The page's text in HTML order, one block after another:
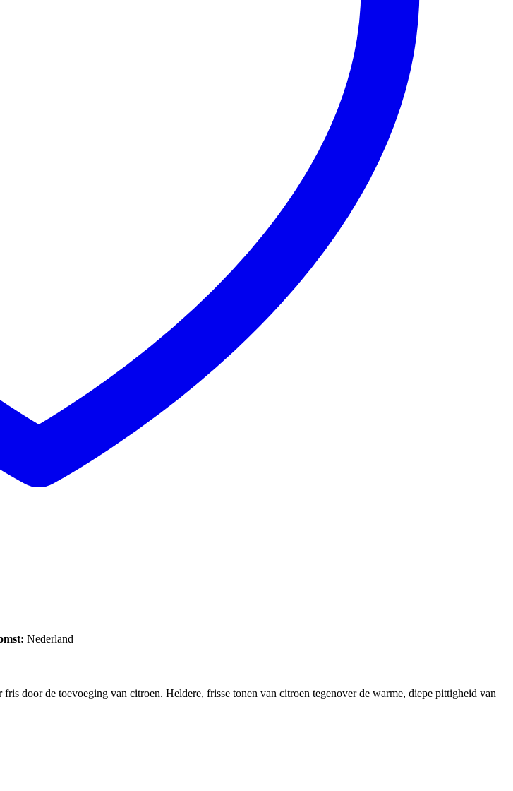
Nederland
door de toevoeging van citroen. Heldere, frisse tonen van citroen tegenover de warme, diepe pittigheid van